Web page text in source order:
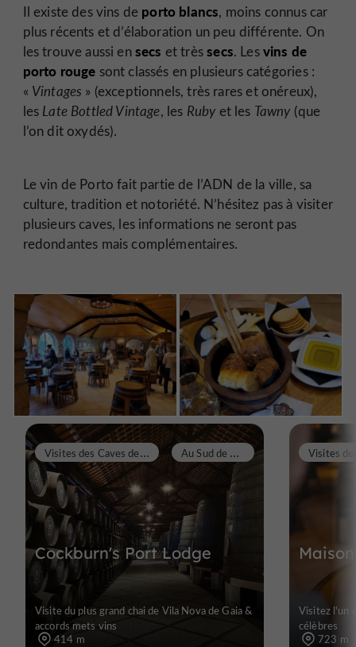
Il existe des vins de porto blancs, moins connus car
plus récents et d’élaboration un peu différente. On
les trouve aussi ensecs et trèssecs. Lesvins de
porto rouge sont classés en plusieurs catégories :
« Vintages » (exceptionnels, très rares et onéreux),
les Late Bottled Vintage, les Ruby et les Tawny (que
l’on dit oxydés).
Le vin de Porto fait partie de l’ADN de la ville, sa
culture, tradition et notoriété. N’hésitez pas à visiter
plusieurs caves, les informations ne seront pas
redondantes mais complémentaires.
Cockburn's Port Lodge
V
isites des Caves de Porto A
u Sud de Porto
Visite du plus grand chai de Vila Nova de Gaia &
accords mets vins
414 m
Visitez l'un
célèbres
723 m